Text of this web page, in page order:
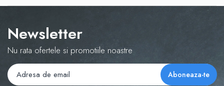
Newsletter
Nu rata ofertele si promotiile noastre